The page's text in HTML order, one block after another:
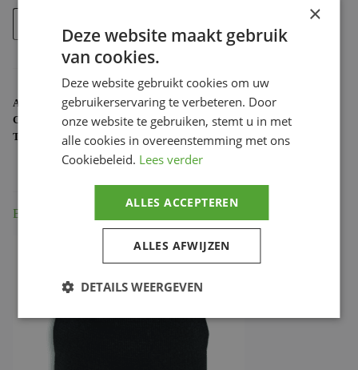
Ducati
totaal
Voeg toe
ARTIKELNUMMER:987703954
CATEGORIE:DUCATI MERCHANDISE
TAG:
987703954
Beschrijving
×
Deze website maakt gebruik
van cookies.
Deze website gebruikt cookies om uw
gebruikerservaring te verbeteren. Door
onze website te gebruiken, stemt u in met
alle cookies in overeenstemming met ons
Cookiebeleid. Lees verder
ALLES ACCEPTEREN
ALLES AFWIJZEN
DETAILS WEERGEVEN